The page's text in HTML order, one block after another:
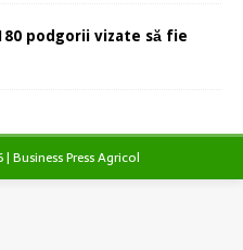
podgorii vizate să fie
Press Agricol